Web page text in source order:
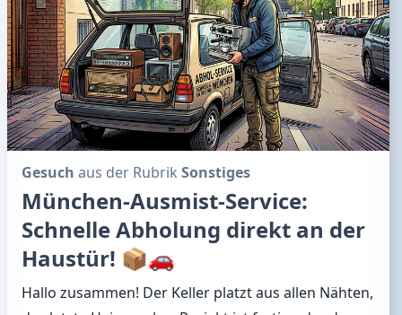
Gesuch aus der Rubrik Sonstiges
München-Ausmist-Service:
Schnelle Abholung direkt an der
Haustür! 📦🚗
Hallo zusammen! Der Keller platzt aus allen Nähten,